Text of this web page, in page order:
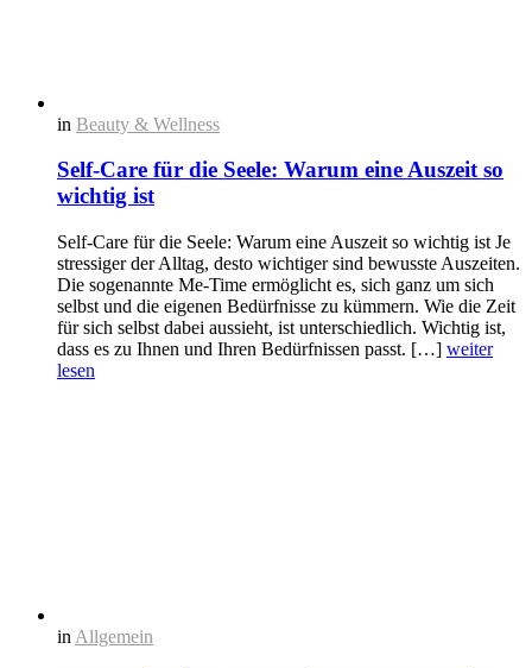
in Beauty & Wellness
Self-Care für die Seele: Warum eine Auszeit so
wichtig ist
Self-Care für die Seele: Warum eine Auszeit so wichtig ist Je
stressiger der Alltag, desto wichtiger sind bewusste Auszeiten.
Die sogenannte Me-Time ermöglicht es, sich ganz um sich
selbst und die eigenen Bedürfnisse zu kümmern. Wie die Zeit
für sich selbst dabei aussieht, ist unterschiedlich. Wichtig ist,
dass es zu Ihnen und Ihren Bedürfnissen passt. […] weiter
lesen
in Allgemein